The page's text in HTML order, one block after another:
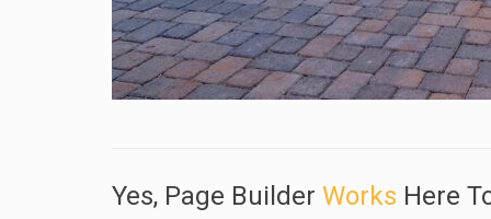
Yes, Page Builder Works Here